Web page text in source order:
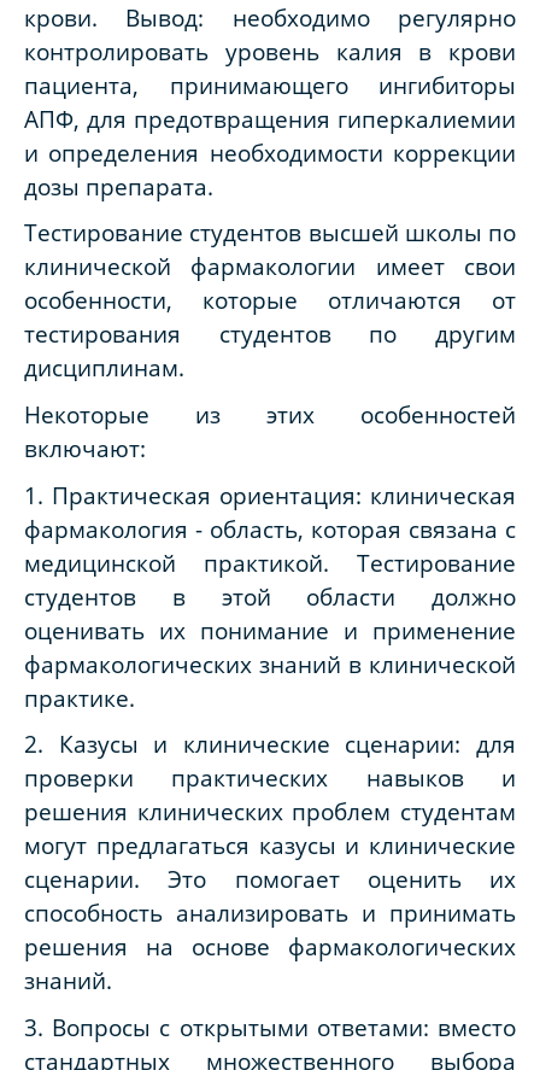
крови. Вывод: необходимо регулярно
контролировать уровень калия в крови
пациента, принимающего ингибиторы
АПФ, для предотвращения гиперкалиемии
и определения необходимости коррекции
дозы препарата.
Тестирование студентов высшей школы по
клинической фармакологии имеет свои
особенности, которые отличаются от
тестирования студентов по другим
дисциплинам.
Некоторые из этих особенностей
включают:
1. Практическая ориентация: клиническая
фармакология - область, которая связана с
медицинской практикой. Тестирование
студентов в этой области должно
оценивать их понимание и применение
фармакологических знаний в клинической
практике.
2. Казусы и клинические сценарии: для
проверки практических навыков и
решения клинических проблем студентам
могут предлагаться казусы и клинические
сценарии. Это помогает оценить их
способность анализировать и принимать
решения на основе фармакологических
знаний.
3. Вопросы с открытыми ответами: вместо
стандартных множественного выбора